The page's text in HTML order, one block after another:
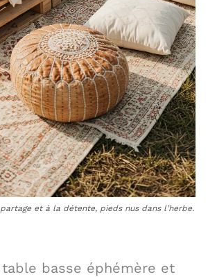
et à la détente, pieds nus dans l’herbe.
basse éphémère et